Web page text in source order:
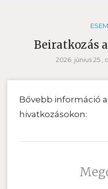
Beiratkozás
2026. június
Bővebb információ
hivatkozásokon: